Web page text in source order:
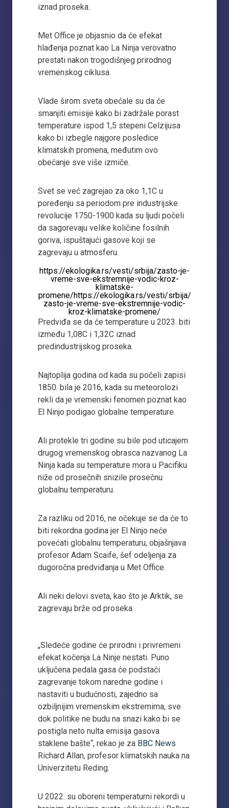
iznad proseka.
Met Office je objasnio da će efekat
hlađenja poznat kao La Ninja verovatno
prestati nakon trogodišnjeg prirodnog
vremenskog ciklusa.
Vlade širom sveta obećale su da će
smanjiti emisije kako bi zadržale porast
temperature ispod 1,5 stepeni Celzijusa
kako bi izbegle najgore posledice
klimatskih promena, međutim ovo
obećanje sve više izmiče.
Svet se već zagrejao za oko 1,1C u
poređenju sa periodom pre industrijske
revolucije 1750-1900 kada su ljudi počeli
da sagorevaju velike količine fosilnih
goriva, ispuštajući gasove koji se
zagrevaju u atmosferu.
https://ekologika.rs/vesti/srbija/zasto-je-
vreme-sve-ekstremnije-vodic-kroz-
klimatske-
promene/https://ekologika.rs/vesti/srbija/
zasto-je-vreme-sve-ekstremnije-vodic-
kroz-klimatske-promene/
Predviđa se da će temperature u 2023. biti
između 1,08C i 1,32C iznad
predindustrijskog proseka.
Najtoplija godina od kada su počeli zapisi
1850. bila je 2016, kada su meteorolozi
rekli da je vremenski fenomen poznat kao
El Ninjo podigao globalne temperature.
Ali protekle tri godine su bile pod uticajem
drugog vremenskog obrasca nazvanog La
Ninja kada su temperature mora u Pacifiku
niže od prosečnih snizile prosečnu
globalnu temperaturu.
Za razliku od 2016, ne očekuje se da će to
biti rekordna godina jer El Ninjo neće
povećati globalnu temperaturu, objašnjava
profesor Adam Scaife, šef odeljenja za
dugoročna predviđanja u Met Office.
Ali neki delovi sveta, kao što je Arktik, se
zagrevaju brže od proseka.
„Sledeće godine će prirodni i privremeni
efekat kočenja La Ninje nestati. Puno
uključena pedala gasa će podstaći
zagrevanje tokom naredne godine i
nastaviti u budućnosti, zajedno sa
ozbiljnijim vremenskim ekstremima, sve
dok politike ne budu na snazi kako bi se
postigla neto nulta emisija gasova
staklene bašte“, rekao je za BBC News
Richard Allan, profesor klimatskih nauka na
Univerzitetu Reding.
U 2022. su oboreni temperaturni rekordi u